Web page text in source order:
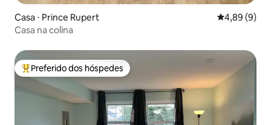
Casa ⋅ Prince Rupert 4,89 de uma
4,89 (9)
Casa na colina
Entre os melhores preferidos dos hóspedes
Preferido dos hóspedes